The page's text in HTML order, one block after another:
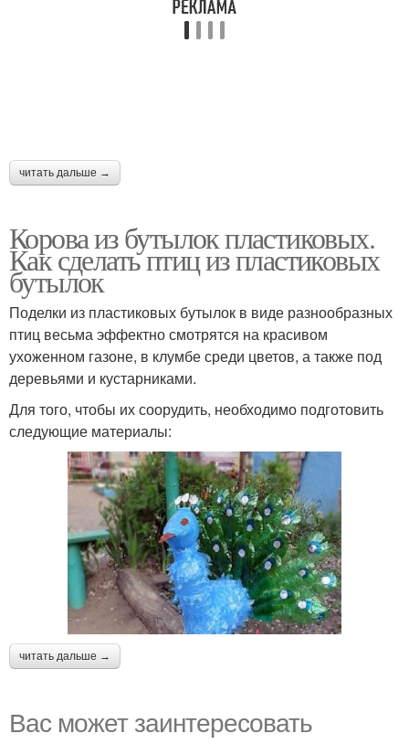
читать дальше →
Корова из бутылок пластиковых.
Как сделать птиц из пластиковых
бутылок
Поделки из пластиковых бутылок в виде разнообразных
птиц весьма эффектно смотрятся на красивом
ухоженном газоне, в клумбе среди цветов, а также под
деревьями и кустарниками.
Для того, чтобы их соорудить, необходимо подготовить
следующие материалы:
читать дальше →
Вас может заинтересовать